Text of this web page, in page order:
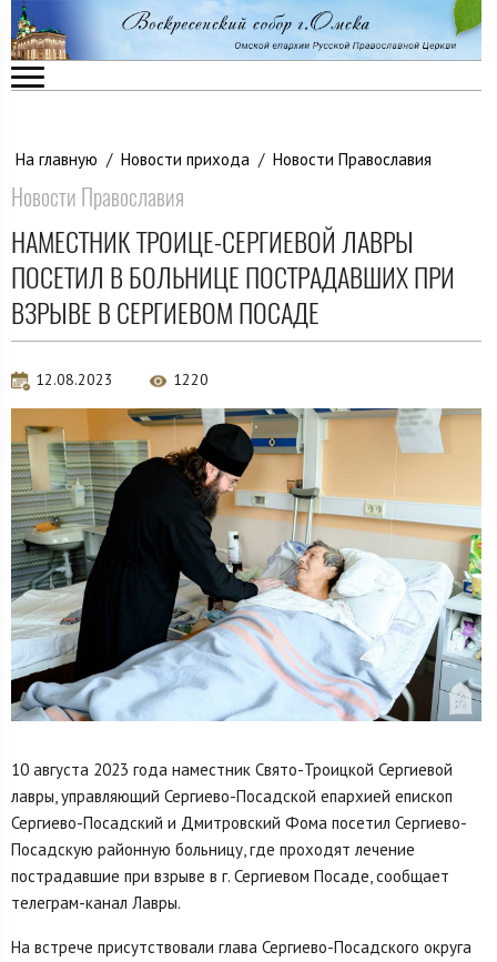
На главную / Новости прихода / Новости Православия
Новости Православия
НАМЕСТНИК ТРОИЦЕ-СЕРГИЕВОЙ ЛАВРЫ
ПОСЕТИЛ В БОЛЬНИЦЕ ПОСТРАДАВШИХ ПРИ
ВЗРЫВЕ В СЕРГИЕВОМ ПОСАДЕ
12.08.2023 1220
10 августа 2023 года наместник Свято-Троицкой Сергиевой
лавры, управляющий Сергиево-Посадской епархией епископ
Сергиево-Посадский и Дмитровский Фома посетил Сергиево-
Посадскую районную больницу, где проходят лечение
пострадавшие при взрыве в г. Сергиевом Посаде, сообщает
телеграм-канал Лавры.
На встрече присутствовали глава Сергиево-Посадского округа